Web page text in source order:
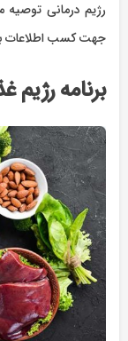
رژیم درمانی توصیه
جهت کسب اطلاعات
برنامه